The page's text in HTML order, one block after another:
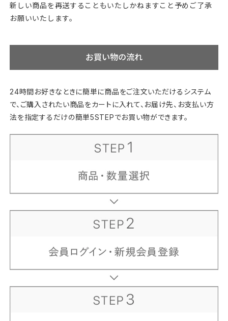
新しい商品を再送することもいたしかねますこと予めご了承
お願いいたします。
お買い物の流れ
24時間お好きなときに簡単に商品をご注文いただけるシステム
で、 ご購入されたい商品をカートに入れて、お届け先、お支払い方
法を指定するだけの簡単5STEPでお買い物ができます。